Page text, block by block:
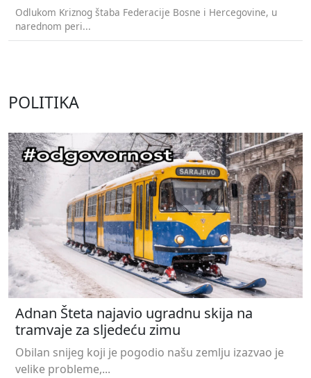
Odlukom Kriznog štaba Federacije Bosne i Hercegovine, u
narednom peri...
POLITIKA
Adnan Šteta najavio ugradnu skija na
tramvaje za sljedeću zimu
Obilan snijeg koji je pogodio našu zemlju izazvao je
velike probleme,...